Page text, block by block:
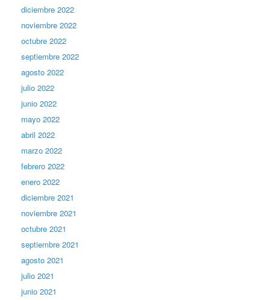
diciembre 2022
noviembre 2022
octubre 2022
septiembre 2022
agosto 2022
julio 2022
junio 2022
mayo 2022
abril 2022
marzo 2022
febrero 2022
enero 2022
diciembre 2021
noviembre 2021
octubre 2021
septiembre 2021
agosto 2021
julio 2021
junio 2021